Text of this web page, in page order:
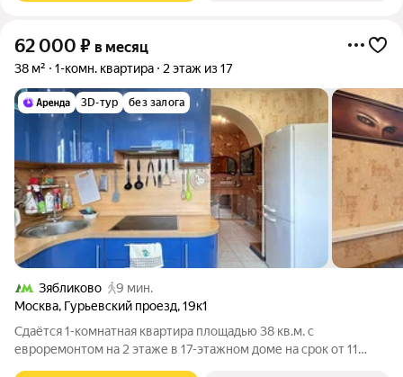
62 000 ₽ в месяц
38 м² 1-комн. квартира 2 этаж из 17
3D-тур без залога
Зябликово
9 мин.
Москва, Гурьевский проезд,19к1
Сдаётся 1-комнатная квартира площадью 38 кв.м. с
евроремонтом на 2 этаже в 17-этажном доме на срок от 11